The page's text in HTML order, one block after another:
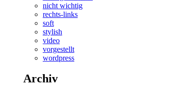
nicht wichtig
rechts-links
soft
stylish
video
vorgestellt
wordpress
Archiv